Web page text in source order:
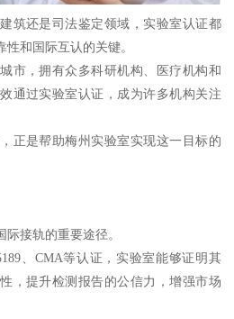
筑还是司法鉴定领域，实验室认证都
和国际互认的关键。
市，拥有众多科研机构、医疗机构和
通过实验室认证，成为许多机构关注
正是帮助梅州实验室实现这一目标的
接轨的重要途径。
、CMA等认证，实验室能够证明其
，提升检测报告的公信力，增强市场